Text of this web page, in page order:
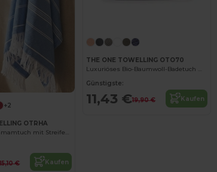
+2
OTRHA
Nachhaltiges Hamamtuch mit Streifenmuster
15,10 € Kaufen
THE ONE TOWELLING OTO70
Luxuriöses Bio-Baumwoll-Badetuch mit hoher Saugfähigkeit
Günstigste:
11,43 €19,90 € Kaufen